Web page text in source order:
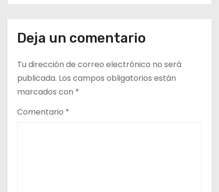
n
t
r
a
Deja un comentario
Tu dirección de correo electrónico no será
publicada. Los campos obligatorios están
marcados con *
Comentario *